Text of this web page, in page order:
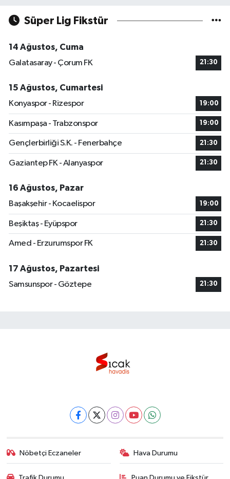
Süper Lig Fikstür
14 Ağustos, Cuma
Galatasaray - Çorum FK
21:30
15 Ağustos, Cumartesi
Konyaspor - Rizespor
19:00
Kasımpaşa - Trabzonspor 19:00
Gençlerbirliği S.K. - Fenerbahçe 21:30
Gaziantep FK - Alanyaspor 21:30
16 Ağustos, Pazar
Başakşehir - Kocaelispor
19:00
Beşiktaş - Eyüpspor 21:30
Amed - Erzurumspor FK 21:30
17 Ağustos, Pazartesi
Samsunspor - Göztepe
21:30
Nöbetçi Eczaneler Hava Durumu